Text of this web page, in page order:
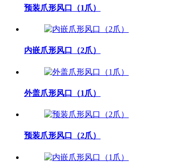
预装爪形风口（1爪）
内嵌爪形风口（2爪）
外盖爪形风口（1爪）
预装爪形风口（2爪）